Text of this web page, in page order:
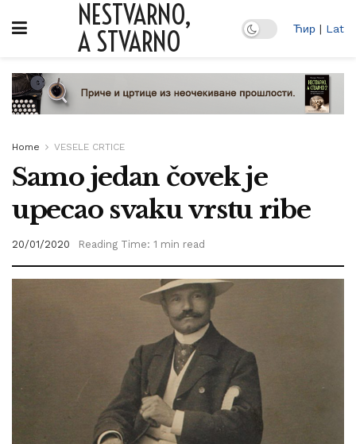
NESTVARNO,
A STVARNO Ћир | Lat
Home VESELE CRTICE
Samo jedan čovek je
upecao svaku vrstu ribe
20/01/2020 Reading Time: 1 min read